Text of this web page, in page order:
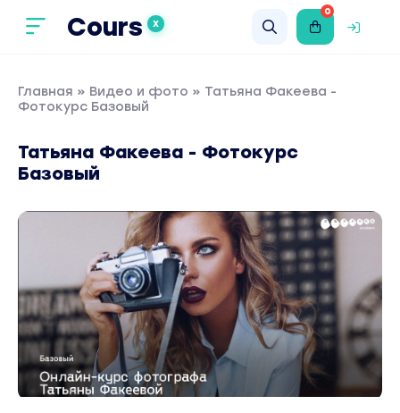
Cours X
0
Главная » Видео и фото » Татьяна Факеева -
Фотокурс Базовый
Татьяна Факеева - Фотокурс
Базовый